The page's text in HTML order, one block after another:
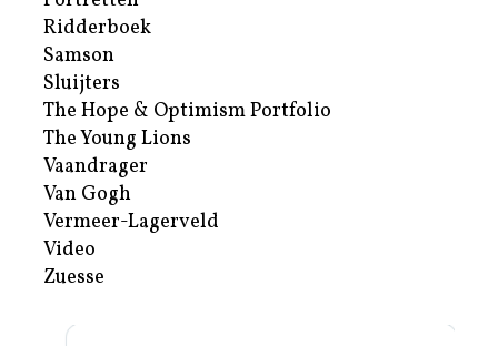
Ridderboek
Samson
Sluijters
The Hope & Optimism Portfolio
The Young Lions
Vaandrager
Van Gogh
Vermeer-Lagerveld
Video
Zuesse